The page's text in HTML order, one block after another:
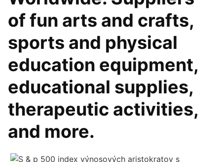
of fun arts and crafts,
sports and physical
education equipment,
educational supplies,
therapeutic activities,
and more.